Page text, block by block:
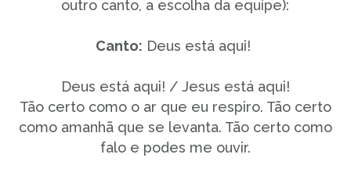
outro canto, a escolha da equipe):
Canto: Deus está aqui!
Deus está aqui! / Jesus está aqui!
Tão certo como o ar que eu respiro. Tão certo
como amanhã que se levanta. Tão certo como
falo e podes me ouvir.